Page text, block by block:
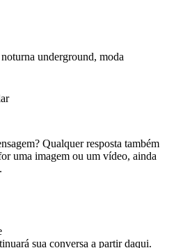
underground, moda
Qualquer resposta também
uma imagem ou um vídeo, ainda
sua conversa a partir daqui.